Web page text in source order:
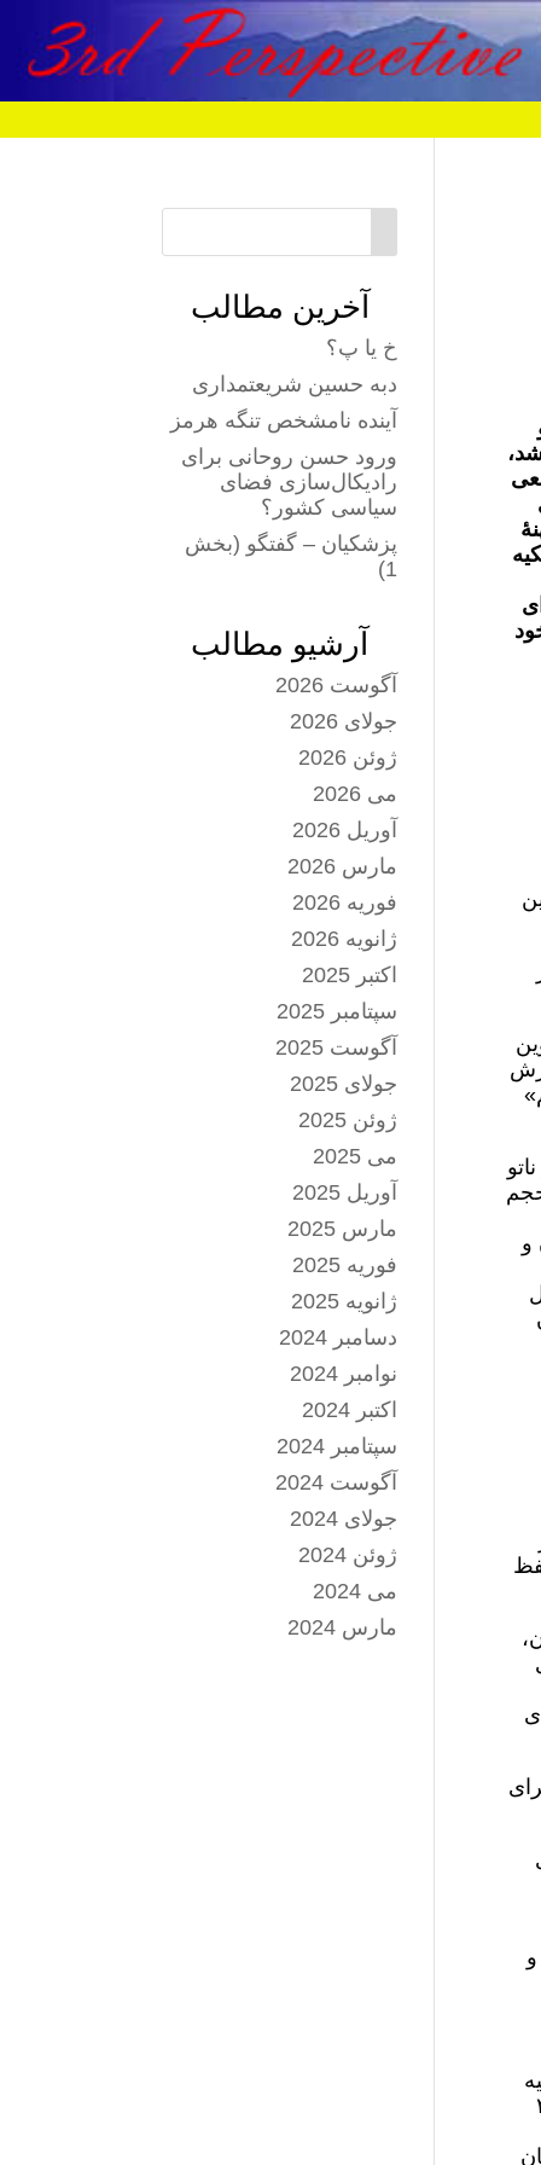
اوایل دهۀ ١٩٩٠ و
و
٢٠٢٣
آخرین مطالب
خ یا پ؟
دبه حسین شریعتمداری
آینده نامشخص تنگه هرمز
ورود حسن روحانی برای
رادیکال‌سازی فضای
سیاسی کشور؟
پزشکیان – گفتگو (بخش
1)
آرشیو مطالب
آگوست 2026
جولای 2026
ژوئن 2026
می 2026
آوریل 2026
مارس 2026
فوریه 2026
ژانویه 2026
اکتبر 2025
سپتامبر 2025
آگوست 2025
جولای 2025
ژوئن 2025
می 2025
آوریل 2025
مارس 2025
فوریه 2025
ژانویه 2025
دسامبر 2024
نوامبر 2024
اکتبر 2024
سپتامبر 2024
آگوست 2024
جولای 2024
ژوئن 2024
می 2024
مارس 2024